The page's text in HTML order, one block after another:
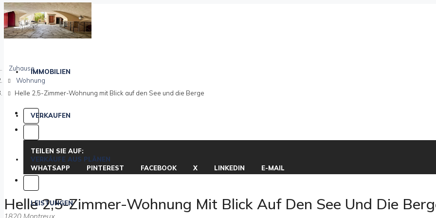
IMMOBILIEN
VERKAUFEN
VERKÄUFE AUS PLÄNEN
LEISTUNGEN
Zuhause
Wohnung
Helle 2,5-Zimmer-Wohnung mit Blick auf den See und die Berge
TEILEN SIE AUF:
WHATSAPP PINTEREST FACEBOOK X LINKEDIN E-MAIL
Helle 2,5-Zimmer-Wohnung Mit Blick Auf Den See Und Die